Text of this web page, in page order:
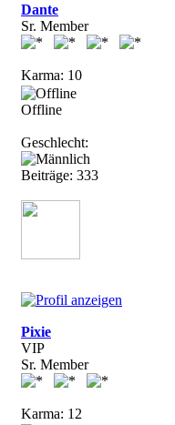
Dante
Sr. Member
Karma: 10
Offline
Geschlecht:
Beiträge: 333
Pixie
VIP
Sr. Member
Karma: 12